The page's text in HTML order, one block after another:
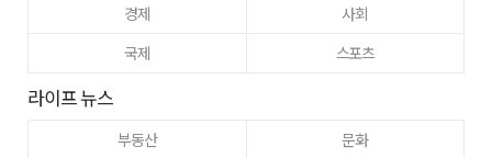
경제
사회
국제
스포츠
라이프 뉴스
부동산
문화